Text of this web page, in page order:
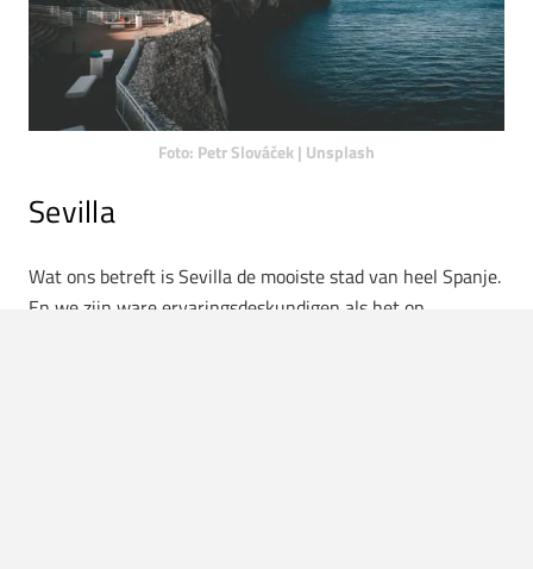
Foto: Petr Slováček | Unsplash
Sevilla
Wat ons betreft is Sevilla de mooiste stad van heel Spanje.
En we zijn ware ervaringsdeskundigen als het op